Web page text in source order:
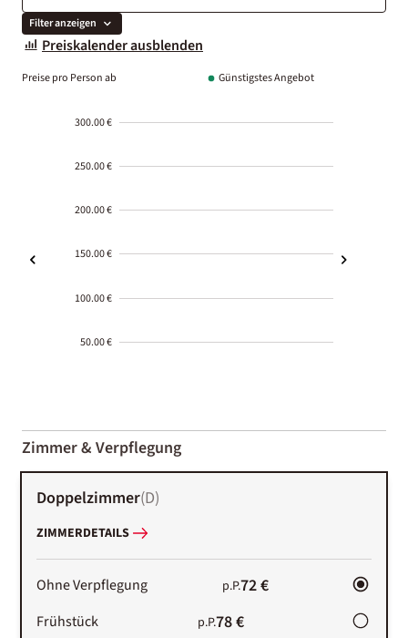
Filter anzeigen
Preiskalender ausblenden
Preise pro Person ab Günstigstes Angebot
300.00 €
250.00 €
200.00 €
150.00 €
100.00 €
50.00 €
01-02
Zimmer & Verpflegung
Doppelzimmer(D)
ZIMMERDETAILS
Ohne Verpflegung p.P.72 €
Frühstück p.P.78 €